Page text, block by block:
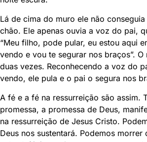
Lá de cima do muro ele não
chão. Ele apenas ouvia a voz do pai,
“Meu filho, pode pular, eu estou aqui
vendo e vou te segurar nos braços”. O
duas vezes. Reconhecendo a voz do
vendo, ele pula e o pai o segura nos
A fé e a fé na ressurreição são assim.
promessa, a promessa de Deus,
na ressurreição de Jesus Cristo.
Deus nos sustentará. Podemos morrer